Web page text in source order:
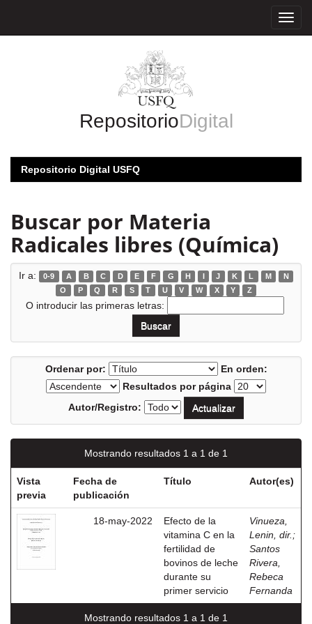
RepositorioDigital
Repositorio Digital USFQ
Buscar por Materia
Radicales libres (Química)
Ir a: 0-9 A B C D E F G H I J K L M
N
O
P Q R S T U V W X Y Z
O introducir las primeras letras:
Ordenar por:
En orden:
Resultados por página
Autor/Registro:
Mostrando resultados 1 a 1 de 1
Vista
previa
Fecha de
publicación
Título Autor(es)
18-may-2022
Efecto de la
vitamina C en la
fertilidad de
bovinos de leche
durante su
primer servicio
Vinueza,
Lenin, dir. ;
Santos
Rivera,
Rebeca
Fernanda
Mostrando resultados 1 a 1 de 1